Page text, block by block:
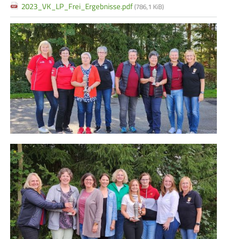
2023_VK_LP_Frei_Ergebnisse.pdf(786,1 KiB)